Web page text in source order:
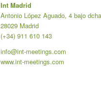
Int Madrid
Antonio López Aguado, 4 bajo
28029 Madrid
(+34) 911 610 143
info@int-meetings.com
www.int-meetings.com